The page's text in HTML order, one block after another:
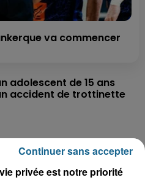
va commencer
adolescent de 15 ans
accident de trottinette
sur les routes entre
Wormhout à partir de ce...
privée est notre priorité
Continuer sans accepter